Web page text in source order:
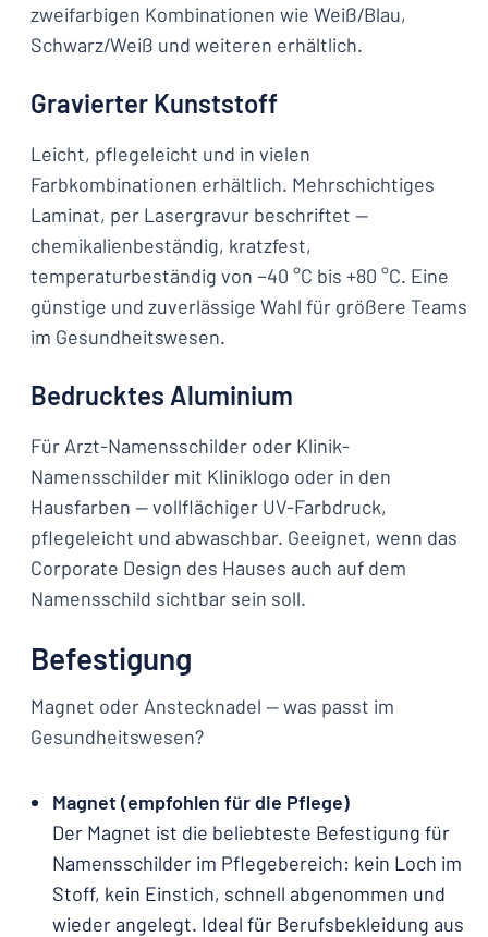
zweifarbigen Kombinationen wie Weiß/Blau,
Schwarz/Weiß und weiteren erhältlich.
Gravierter Kunststoff
Leicht, pflegeleicht und in vielen
Farbkombinationen erhältlich. Mehrschichtiges
Laminat, per Lasergravur beschriftet —
chemikalienbeständig, kratzfest,
temperaturbeständig von −40 °C bis +80 °C. Eine
günstige und zuverlässige Wahl für größere Teams
im Gesundheitswesen.
Bedrucktes Aluminium
Für Arzt-Namensschilder oder Klinik-
Namensschilder mit Kliniklogo oder in den
Hausfarben — vollflächiger UV-Farbdruck,
pflegeleicht und abwaschbar. Geeignet, wenn das
Corporate Design des Hauses auch auf dem
Namensschild sichtbar sein soll.
Befestigung
Magnet oder Anstecknadel — was passt im
Gesundheitswesen?
Magnet (empfohlen für die Pflege)
Der Magnet ist die beliebteste Befestigung für
Namensschilder im Pflegebereich: kein Loch im
Stoff, kein Einstich, schnell abgenommen und
wieder angelegt. Ideal für Berufsbekleidung aus